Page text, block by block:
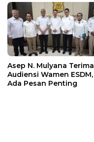
Asep N. Mulyana Terima
Audiensi Wamen ESDM,
Ada Pesan Penting